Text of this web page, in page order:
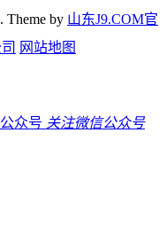
Theme by 山东J9.COM官
网站地图
关注微信公众号